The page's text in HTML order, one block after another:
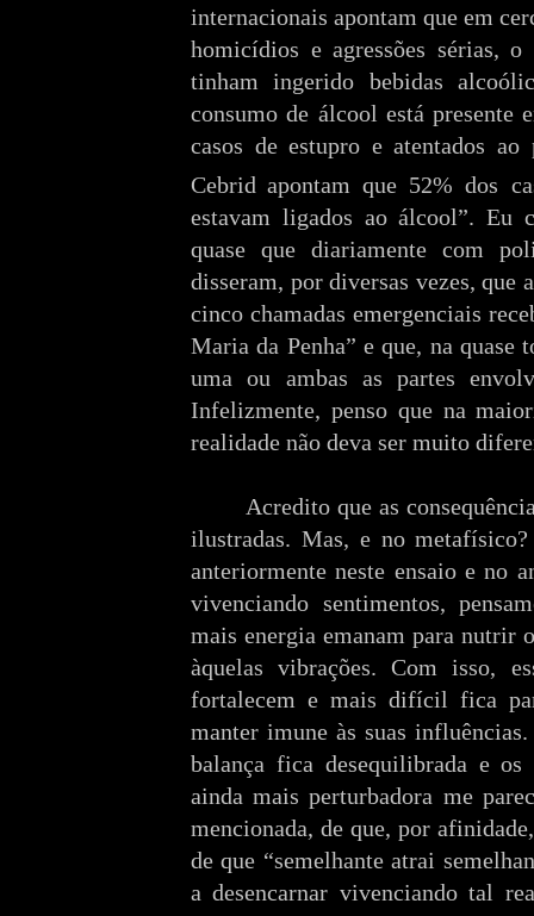
internacionais apontam que em
homicídios e agressões sérias,
tinham ingerido bebidas
consumo de álcool está presente
casos de estupro e atentados
Cebrid apontam que 52% dos
estavam ligados ao álcool”. Eu
quase que diariamente com
disseram, por diversas vezes, que
cinco chamadas emergenciais
Maria da Penha” e que, na quase
uma ou ambas as partes
Infelizmente, penso que na
realidade não deva ser muito
Acredito que as
ilustradas. Mas, e no
anteriormente neste ensaio e no
vivenciando sentimentos,
mais energia emanam para nutrir
àquelas vibrações. Com isso,
fortalecem e mais difícil fica
manter imune às suas
balança fica desequilibrada e os
ainda mais perturbadora me
mencionada, de que, por
de que “semelhante atrai
a desencarnar vivenciando tal